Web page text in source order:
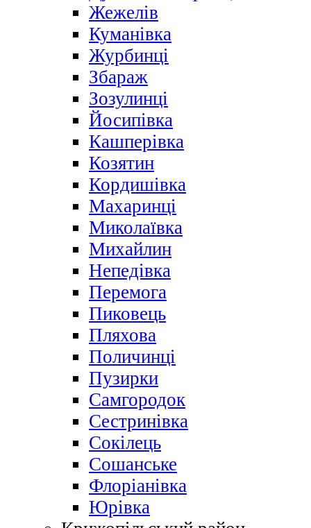
Жежелів
Куманівка
Журбинці
Збараж
Зозулинці
Йосипівка
Кашперівка
Козятин
Кордишівка
Махаринці
Миколаївка
Михайлин
Непедівка
Перемога
Пиковець
Пляхова
Поличинці
Пузирки
Самгородок
Сестринівка
Сокілець
Сошанське
Флоріанівка
Юрівка